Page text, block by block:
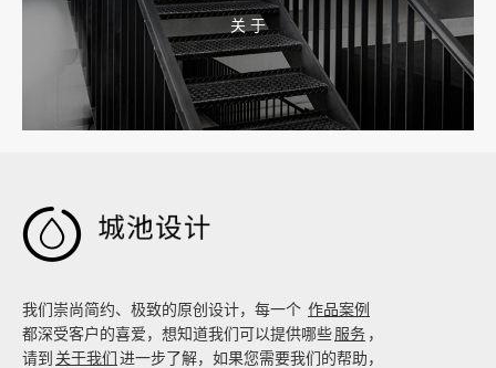
2026-08-02 17:58:44
工厂短视频拍摄后，怎样放进官网帮助客户判断实力
关 于

我们崇尚简约、极致的原创设计，每一个 作品案例
都深受客户的喜爱，想知道我们可以提供哪些服务 ，
请到 关于我们进一步了解，如果您需要我们的帮助，